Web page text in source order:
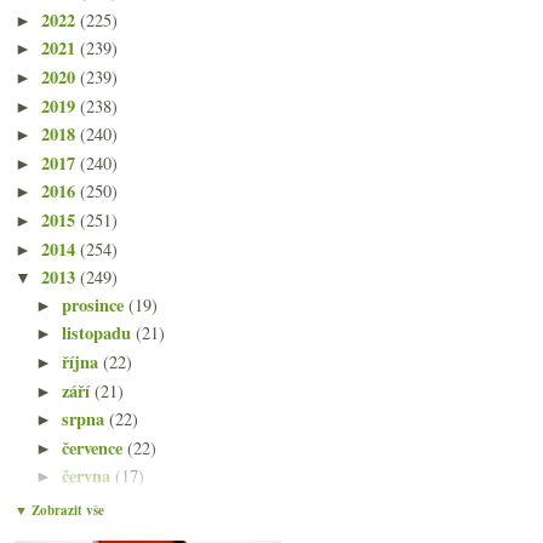
► 2022 (225)
► 2021 (239)
► 2020 (239)
► 2019 (238)
► 2018 (240)
► 2017 (240)
► 2016 (250)
► 2015 (251)
► 2014 (254)
▼ 2013 (249)
►prosince(19)
►listopadu(21)
►října(22)
►září(21)
►srpna(22)
►července(22)
►června (17)
▼května
▼ Zobrazit vše